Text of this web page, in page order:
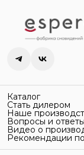
Каталог
Стать дилером
Наше
Вопросы и ответы
Видео о
Рекомендации